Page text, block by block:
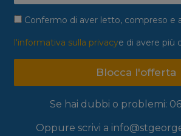
Confermo di aver letto, compreso e
l'informativa sulla privacye di avere più
Blocca l'offerta
Se hai dubbi o problemi: 06
Oppure scrivi a